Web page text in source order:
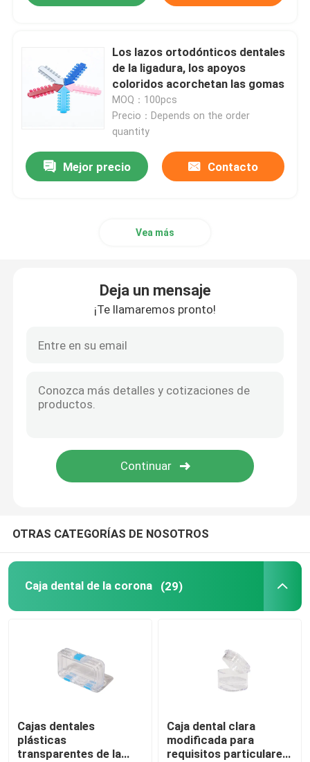
Los lazos ortodónticos dentales
de la ligadura, los apoyos
coloridos acorchetan las gomas
MOQ：100pcs
Precio：Depends on the order
quantity
Mejor precio Contacto
Vea más
Deja un mensaje
¡Te llamaremos pronto!
OTRAS CATEGORÍAS DE NOSOTROS
Caja dental de la corona (29)
Cajas dentales
plásticas
transparentes de la
Caja dental clara
modificada para
requisitos particulares